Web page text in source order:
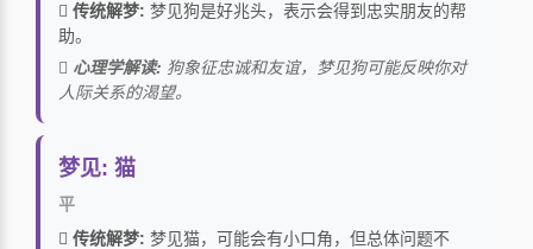
传统解梦: 梦见狗是好兆头，表示会得到忠实朋友的帮
助。
心理学解读: 狗象征忠诚和友谊，梦见狗可能反映你对
人际关系的渴望。
梦见: 猫
平
传统解梦: 梦见猫，可能会有小口角，但总体问题不